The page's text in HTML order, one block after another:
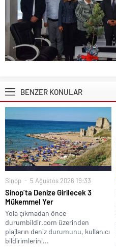
BENZER KONULAR
Sinop 5 Ağustos 2026 19:33
Sinop’ta Denize Girilecek 3
Mükemmel Yer
Yola çıkmadan önce
durumbildir.com üzerinden
plajların deniz durumunu, kullanıcı
bildirimlerini...